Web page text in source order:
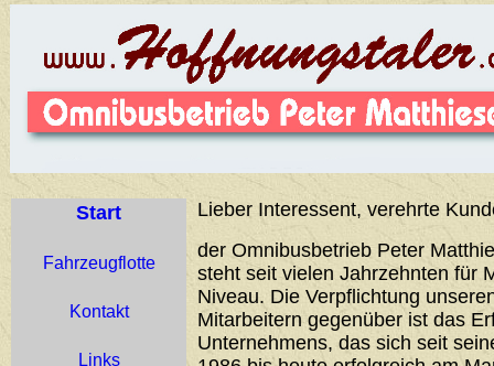
Start
Fahrzeugflotte
Kontakt
Links
Lieber Interessent, verehrte
der Omnibusbetrieb Peter
steht seit vielen Jahrzehnten für
Niveau. Die Verpflichtung
Mitarbeitern gegenüber ist das
Unternehmens, das sich seit